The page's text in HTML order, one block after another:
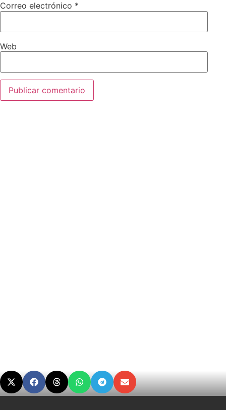
Correo electrónico *
Web